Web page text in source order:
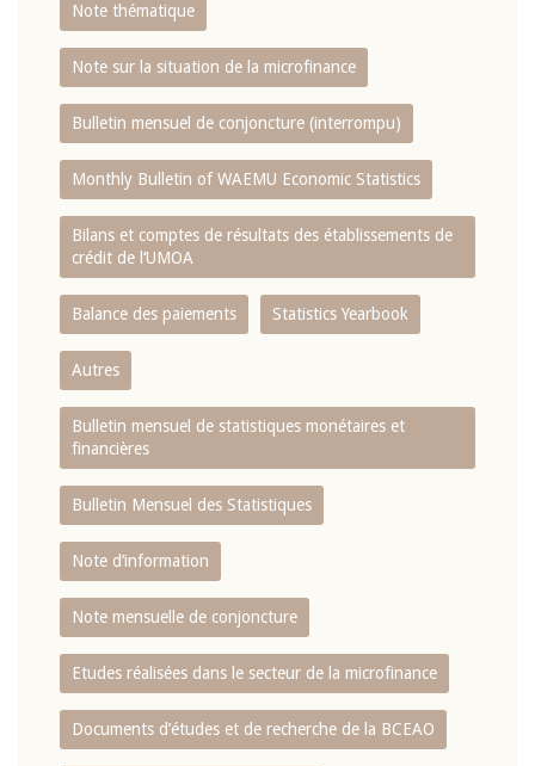
Note thématique
Note sur la situation de la microfinance
Bulletin mensuel de conjoncture (interrompu)
Monthly Bulletin of WAEMU Economic Statistics
Bilans et comptes de résultats des établissements de
crédit de l‘UMOA
Balance des paiements Statistics Yearbook
Autres
Bulletin mensuel de statistiques monétaires et
financières
Bulletin Mensuel des Statistiques
Note d’information
Note mensuelle de conjoncture
Etudes réalisées dans le secteur de la microfinance
Documents d’études et de recherche de la BCEAO